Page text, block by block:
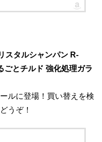
スタルシャンパン R-
ごとチルド 強化処理ガラ
ルに登場！買い替えを検
うぞ！